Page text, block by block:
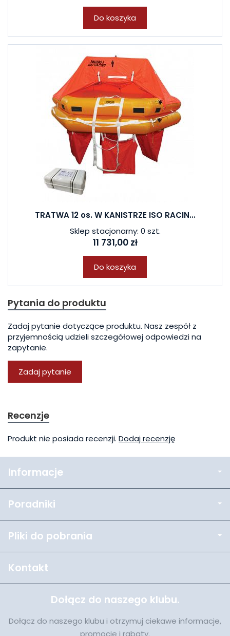
Do koszyka
TRATWA 12 os. W KANISTRZE ISO RACIN...
Sklep stacjonarny: 0 szt.
11 731,00 zł
Do koszyka
Pytania do produktu
Zadaj pytanie dotyczące produktu. Nasz zespół z
przyjemnością udzieli szczegółowej odpowiedzi na
zapytanie.
Zadaj pytanie
Recenzje
Produkt nie posiada recenzji. Dodaj recenzję
Informacje
Poradniki
Pliki do pobrania
Kontakt
Dołącz do naszego klubu.
Dołącz do naszego klubu i otrzymuj ciekawe informacje,
promocje i rabaty.